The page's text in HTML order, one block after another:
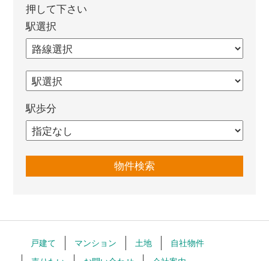
押して下さい
駅選択
駅歩分
戸建て マンション 土地
自社物件